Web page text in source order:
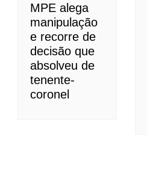
MPE alega
manipulação
e recorre de
decisão que
absolveu de
tenente-
coronel